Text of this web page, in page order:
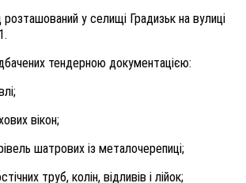
у селищі Градизьк на вулиці
тендерною документацією:
вікон;
шатрових із металочерепиці;
труб, колін, відливів і лійок;